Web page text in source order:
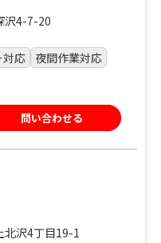
沢4-7-20
対応
夜間作業対応
問い合わせる
沢4丁目19-1